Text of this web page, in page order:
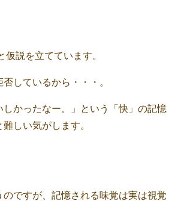
説を立てています。
しているから・・・。
かったなー。」という「快」の記憶
しい気がします。
のですが、記憶される味覚は実は視覚